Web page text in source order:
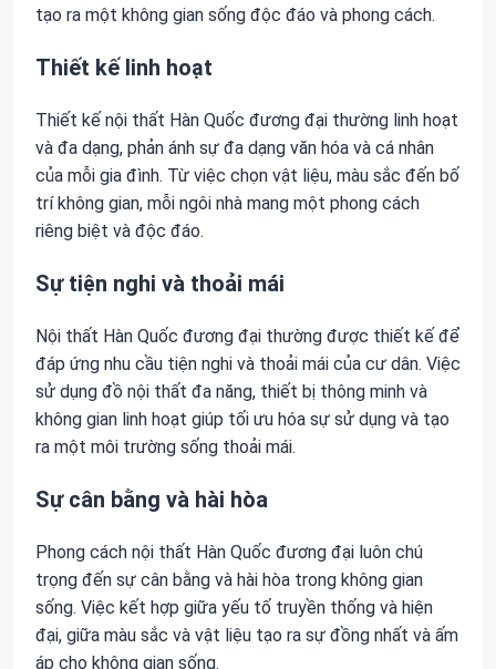
tạo ra một không gian sống độc đáo và phong cách.
Thiết kế linh hoạt
Thiết kế nội thất Hàn Quốc đương đại thường linh hoạt
và đa dạng, phản ánh sự đa dạng văn hóa và cá nhân
của mỗi gia đình. Từ việc chọn vật liệu, màu sắc đến bố
trí không gian, mỗi ngôi nhà mang một phong cách
riêng biệt và độc đáo.
Sự tiện nghi và thoải mái
Nội thất Hàn Quốc đương đại thường được thiết kế để
đáp ứng nhu cầu tiện nghi và thoải mái của cư dân. Việc
sử dụng đồ nội thất đa năng, thiết bị thông minh và
không gian linh hoạt giúp tối ưu hóa sự sử dụng và tạo
ra một môi trường sống thoải mái.
Sự cân bằng và hài hòa
Phong cách nội thất Hàn Quốc đương đại luôn chú
trọng đến sự cân bằng và hài hòa trong không gian
sống. Việc kết hợp giữa yếu tố truyền thống và hiện
đại, giữa màu sắc và vật liệu tạo ra sự đồng nhất và ấm
áp cho không gian sống.